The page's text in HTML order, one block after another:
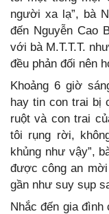
người xa lạ”, bà
đến Nguyễn Cao
với bà M.T.T.T.
đều phản đối nên
Khoảng 6 giờ
hay tin con trai bị
ruột và con trai
tôi rụng rời,
khủng như vậy”,
được công an
gần như suy sụp
Nhắc đến gia đình